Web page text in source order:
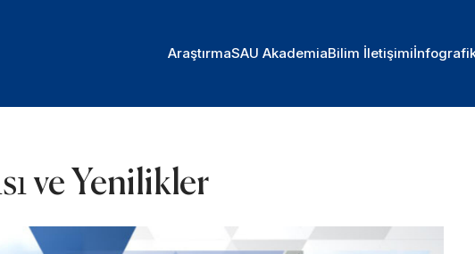
AraştırmaSAU AkademiaBilim İletişimi
ve Yenilikler